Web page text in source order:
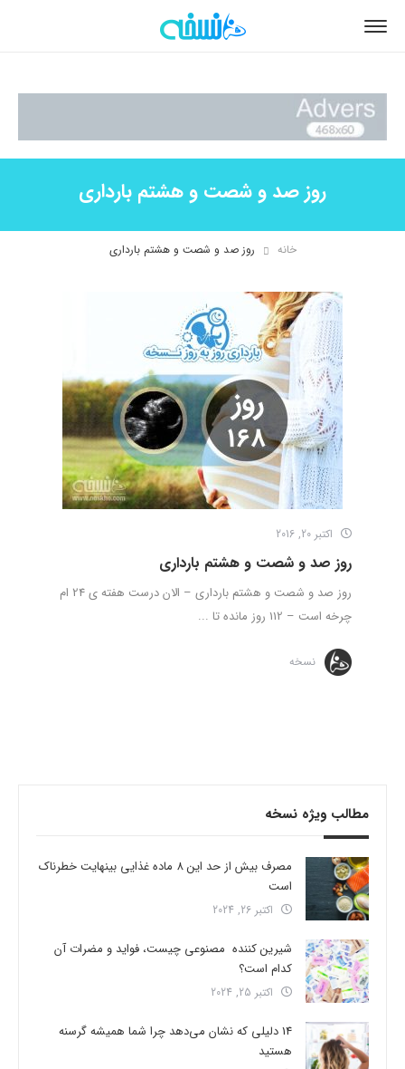
روز صد و شصت و هشتم بارداری
خانه روز صد و شصت و هشتم بارداری
اکتبر 20, 2016
روز صد و شصت و هشتم بارداری
روز صد و شصت و هشتم بارداری – الان درست هفته ی 24 ام
چرخه است – 112 روز مانده تا ...
نسخه
مطالب ویژه نسخه
مصرف بیش از حد این 8 ماده غذایی بینهایت خطرناک
است
اکتبر 26, 2024
شیرین کننده مصنوعی چیست، فواید و مضرات آن
کدام است؟
اکتبر 25, 2024
14 دلیلی که نشان می‌دهد چرا شما همیشه گرسنه
هستید